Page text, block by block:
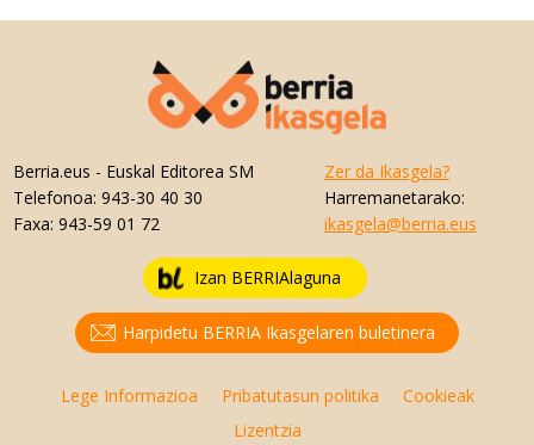
Berria.eus - Euskal Editorea SM
Telefonoa: 943-30 40 30
Faxa: 943-59 01 72
Zer da Ikasgela?
Harremanetarako:
ikasgela@berria.eus
Izan BERRIAlaguna
Harpidetu BERRIA Ikasgelaren buletinera
Lege Informazioa Pribatutasun politika
Cookieak
Lizentzia